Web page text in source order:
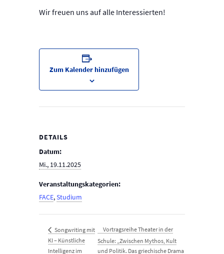
Wir freuen uns auf alle Interessierten!
Zum Kalender hinzufügen
DETAILS
Datum:
Mi., 19.11.2025
Veranstaltungskategorien:
FACE,Studium
Songwriting mit
KI – Künstliche
Intelligenz im
Vortragsreihe Theater in der
Schule: „Zwischen Mythos, Kult
und Politik. Das griechische Drama